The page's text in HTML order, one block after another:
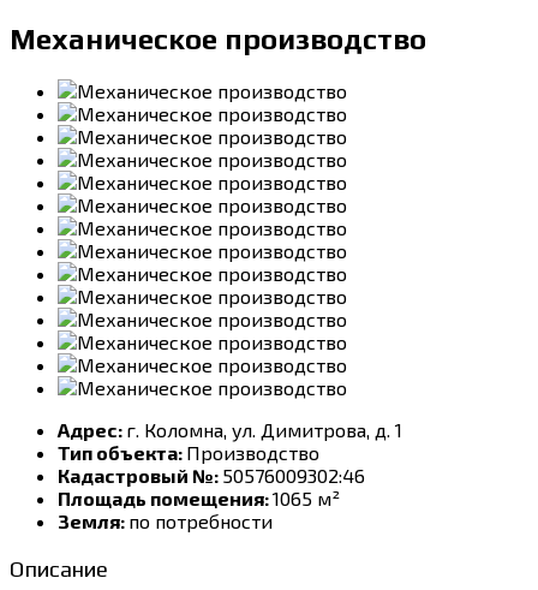
Механическое производство
Адрес: г. Коломна, ул. Димитрова, д. 1
Тип объекта: Производство
Кадастровый №: 50576009302:46
Площадь помещения:1065 м²
Земля: по потребности
Описание